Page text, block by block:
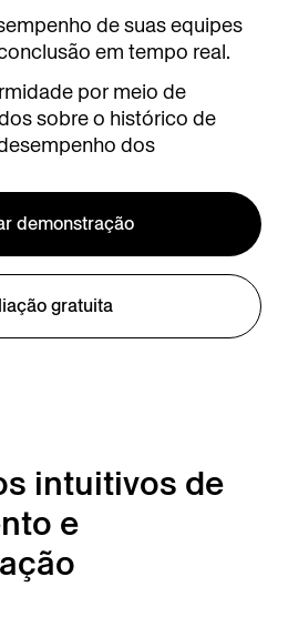
de suas equipes
em tempo real.
por meio de
sobre o histórico de
dos
demonstração
gratuita
intuitivos de
e